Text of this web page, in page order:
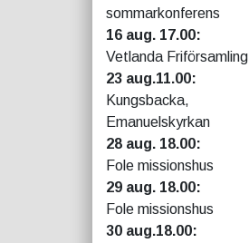
sommarkonferens
16 aug. 17.00:
Vetlanda Friförsamling
23 aug.11.00:
Kungsbacka,
Emanuelskyrkan
28 aug. 18.00:
Fole missionshus
29 aug. 18.00:
Fole missionshus
30 aug.18.00: